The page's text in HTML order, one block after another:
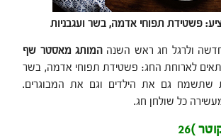
פשטידת תפוחי אדמה, בשר ועגבניות
ולרגל חג ראש השנה המותג מאסטר שף
לארוחת החג: פשטידת תפוחי אדמה, בשר
שתשמח גם את הילדים וגם את המבוגרים.
כל שולחן חג.
)26